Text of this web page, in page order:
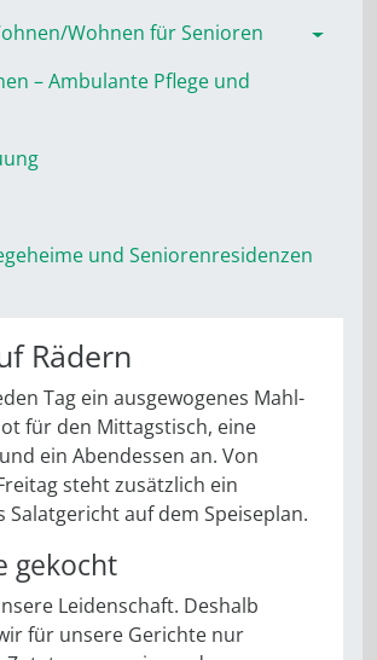
Wohnen für Senioren
– Ambulante Pflege und
und Seniorenresidenzen
Rädern
Tag ein ausgewogenes Mahl­
für den Mittagstisch, eine
ein Abendessen an. Von
steht zusätzlich ein
Salatgericht auf dem Speiseplan.
gekocht
Leidenschaft. Deshalb
für unsere Gerichte nur